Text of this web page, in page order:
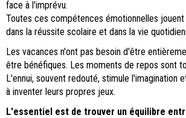
face à l'imprévu.
Toutes ces compétences émotionnelles
dans la réussite scolaire et dans la vie
Les vacances n'ont pas besoin d'être
être bénéfiques. Les moments de repos sont
L'ennui, souvent redouté, stimule l'imagination
à inventer leurs propres jeux.
L'essentiel est de trouver un équilibre